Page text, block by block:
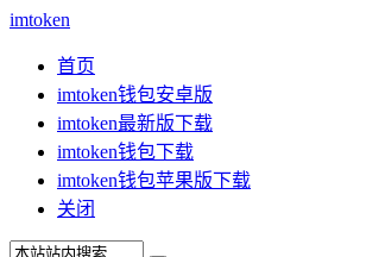
imtoken
首页
imtoken钱包安卓版
imtoken最新版下载
imtoken钱包下载
imtoken钱包苹果版下载
关闭